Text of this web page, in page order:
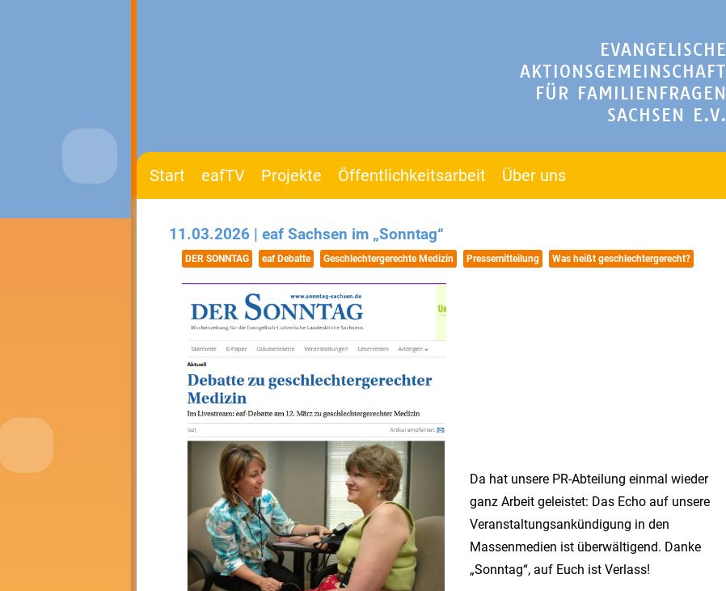
EVANGELISCHE
AKTIONSGEMEINSCHAFT
FÜR FAMILIENFRAGEN
SACHSEN E.V.
Start eafTV Projekte Öffentlichkeitsarbeit Über uns
11.03.2026 | eaf Sachsen im „Sonntag“
DER SONNTAG eaf Debatte Geschlechtergerechte Medizin Pressemitteilung Was heißt geschlechtergerecht?
Da hat unsere PR-Abteilung einmal wieder
ganz Arbeit geleistet: Das Echo auf unsere
Veranstaltungsankündigung in den
Massenmedien ist überwältigend. Danke
„Sonntag“, auf Euch ist Verlass!